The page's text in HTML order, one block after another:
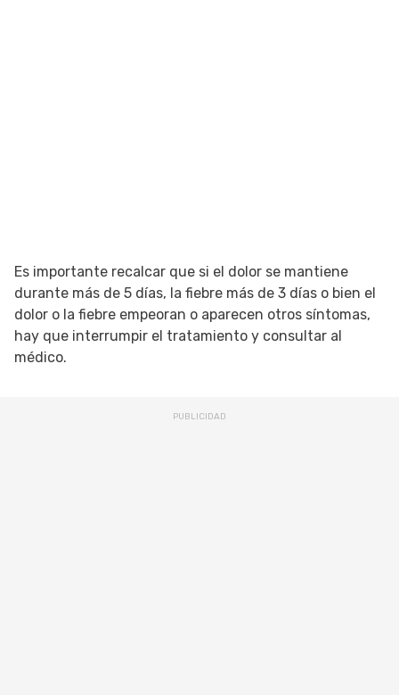
Es importante recalcar que si el dolor se mantiene
durante más de 5 días, la fiebre más de 3 días o bien el
dolor o la fiebre empeoran o aparecen otros síntomas,
hay que interrumpir el tratamiento y consultar al
médico.